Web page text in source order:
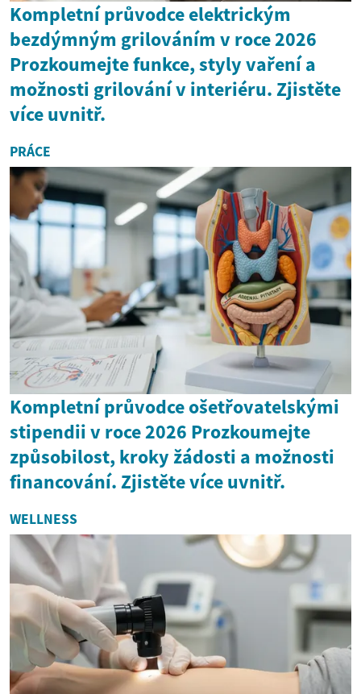
Kompletní průvodce elektrickým
bezdýmným grilováním v roce 2026
Prozkoumejte funkce, styly vaření a
možnosti grilování v interiéru. Zjistěte
více uvnitř.
PRÁCE
Kompletní průvodce ošetřovatelskými
stipendii v roce 2026 Prozkoumejte
způsobilost, kroky žádosti a možnosti
financování. Zjistěte více uvnitř.
WELLNESS